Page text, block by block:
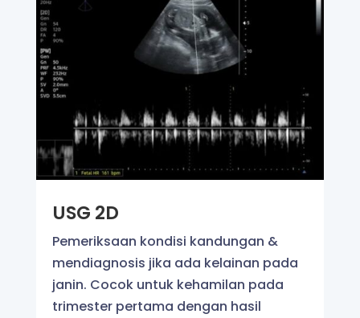
USG 2D
Pemeriksaan kondisi kandungan &
mendiagnosis jika ada kelainan pada
janin. Cocok untuk kehamilan pada
trimester pertama dengan hasil